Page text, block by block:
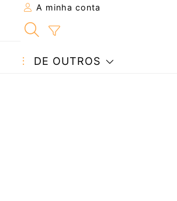
A minha conta
DE OUTROS